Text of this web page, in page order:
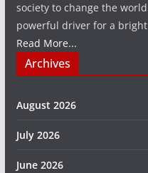
society to change the
powerful driver for a
Read More...
Archives
August 2026
July 2026
June 2026